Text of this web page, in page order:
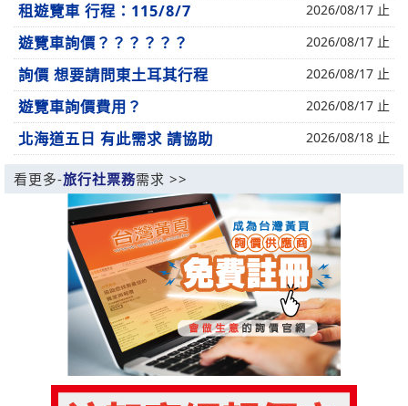
租遊覽車 行程：115/8/7 2026/08/17 止
遊覽車詢價？？？？？？ 2026/08/17 止
詢價 想要請問東土耳其行程 2026/08/17 止
遊覽車詢價費用？ 2026/08/17 止
北海道五日 有此需求 請協助 2026/08/18 止
看更多-旅行社票務需求 >>